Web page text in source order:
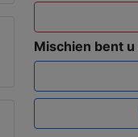
Mischien bent